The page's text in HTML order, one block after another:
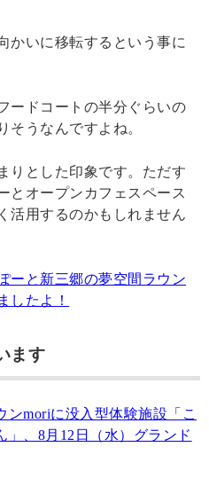
かいに移転するという事に
ードコートの半分ぐらいの
そうなんですよね。
りとした印象です。ただす
とオープンカフェスペース
活用するのかもしれません
ーと新三郷の夢空間ラウン
したよ！
ます
ンmoriに没入型体験施設「こ
」、8月12日（水）グランド